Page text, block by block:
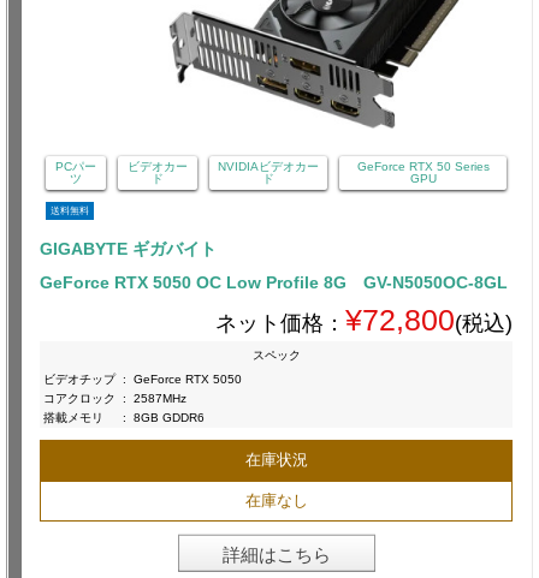
PCパー
ツ
ビデオカー
ド
NVIDIAビデオカー
ド
GeForce RTX 50 Series
GPU
送料無料
GIGABYTE ギガバイト
GeForce RTX 5050 OC Low Profile 8G GV-N5050OC-8GL
ネット価格： ¥72,800(税込)
スペック
ビデオチップ :
GeForce RTX 5050
コアクロック
:
2587MHz
搭載メモリ
: 8GB GDDR6
在庫状況
在庫なし
詳細はこちら